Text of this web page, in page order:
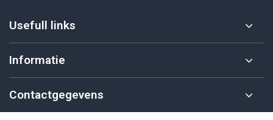
Usefull links
Informatie
Contactgegevens